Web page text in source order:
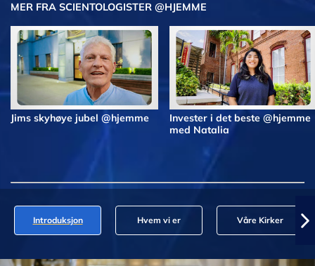
MER FRA SCIENTOLOGISTER @HJEMME
Jims skyhøye jubel @hjemme
Invester i det beste @hjemme
med Natalia
Introduksjon Hvem vi er Våre Kirker